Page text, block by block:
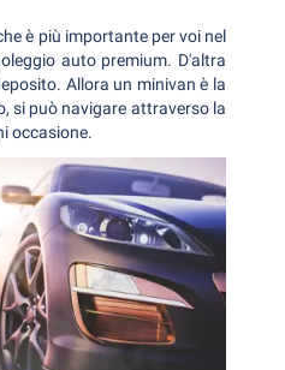
è più importante per voi nel
auto premium. D'altra
Allora un minivan è la
si può navigare attraverso la
occasione.